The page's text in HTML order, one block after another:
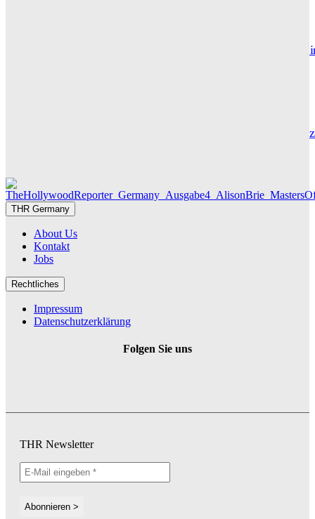
Maxton Hall: Erste Bilder aus Staffel 3 – der Serienhit geht
Die Geschichte hinter „Olivia Jones“ – Vom Provinzjungen
THR Germany
About Us
Kontakt
Jobs
Rechtliches
Impressum
Datenschutzerklärung
Folgen Sie uns
THR Newsletter